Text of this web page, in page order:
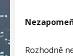
Rozhodně